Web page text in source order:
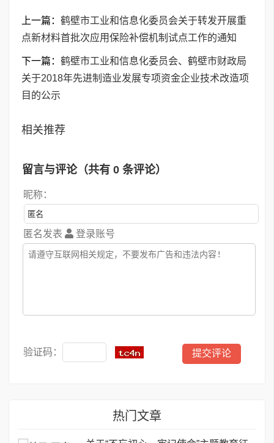
上一篇： 鹤壁市工业和信息化委员会关于转发开展重
点新材料首批次应用保险补偿机制试点工作的通知
下一篇： 鹤壁市工业和信息化委员会、鹤壁市财政局
关于2018年先进制造业发展专项资金企业技术改造项
目的公示
相关推荐
留言与评论（共有 0 条评论）
昵称：
匿名发表 登录账号
验证码：
热门文章